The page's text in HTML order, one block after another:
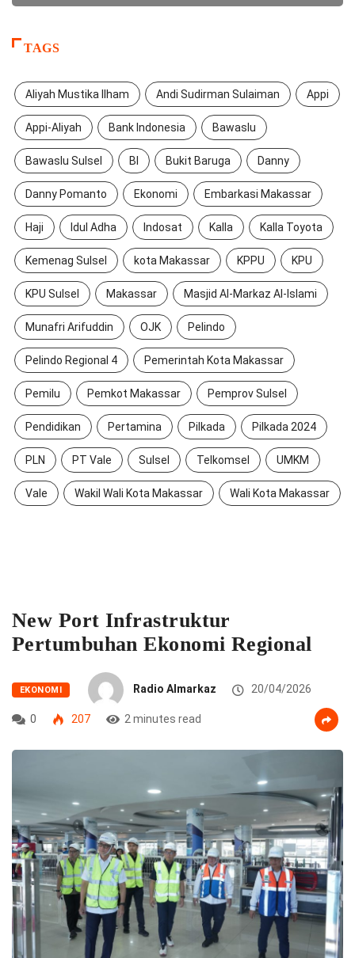
TAGS
Aliyah Mustika Ilham Andi Sudirman Sulaiman Appi
Appi-Aliyah Bank Indonesia Bawaslu
Bawaslu Sulsel BI Bukit Baruga Danny
Danny Pomanto Ekonomi Embarkasi Makassar
Haji Idul Adha Indosat Kalla Kalla Toyota
Kemenag Sulsel kota Makassar KPPU KPU
KPU Sulsel Makassar Masjid Al-Markaz Al-Islami
Munafri Arifuddin OJK Pelindo
Pelindo Regional 4 Pemerintah Kota Makassar
Pemilu Pemkot Makassar Pemprov Sulsel
Pendidikan Pertamina Pilkada Pilkada 2024
PLN PT Vale Sulsel Telkomsel UMKM
Vale Wakil Wali Kota Makassar Wali Kota Makassar
New Port Infrastruktur
Pertumbuhan Ekonomi Regional
EKONOMI Radio Almarkaz 20/04/2026
0 207 2 minutes read